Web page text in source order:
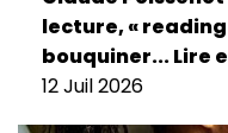
lecture, «
bouquiner... Lire
12 Juil 2026